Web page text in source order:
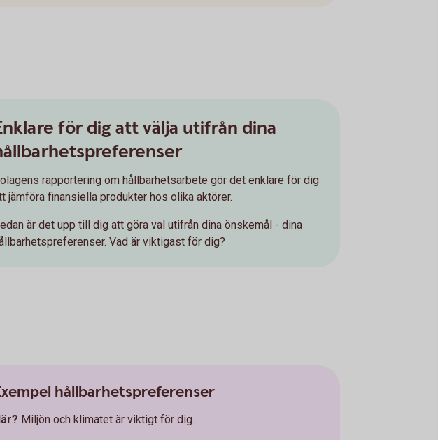
för dig att välja utifrån dina
rapportering om hållbarhetsarbete gör det enklare för dig
jämföra finansiella produkter hos olika aktörer.
är det upp till dig att göra val utifrån dina önskemål - dina
Vad är viktigast för dig?
hållbarhetspreferenser
Miljön och klimatet är viktigt för dig.